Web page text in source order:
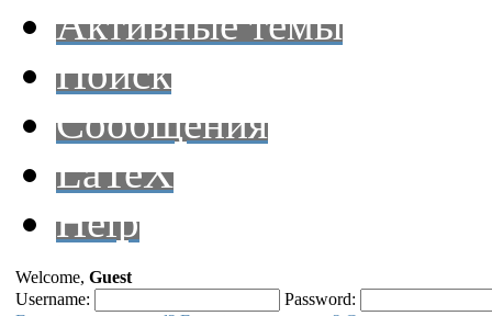
Активные темы
Поиск
Сообщения
LaTeX
Help
Welcome, Guest
Username:
Password: